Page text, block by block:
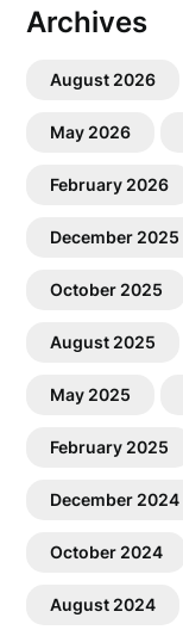
Archives
August 2026
May 2026
February 2026
December 2025
October 2025
August 2025
May 2025
February 2025
December 2024
October 2024
August 2024